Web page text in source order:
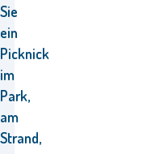
Sie
ein
Picknick
im
Park,
am
Strand,